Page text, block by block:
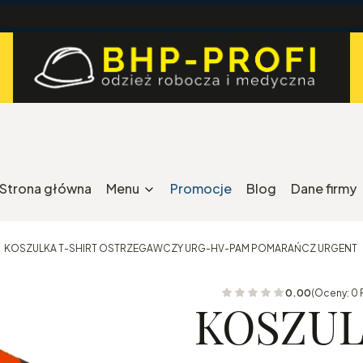
Strona główna Menu Promocje Blog Dane firmy
KOSZULKA T-SHIRT OSTRZEGAWCZY URG-HV-PAM POMARAŃCZ URGENT
0.00(Oceny: 0